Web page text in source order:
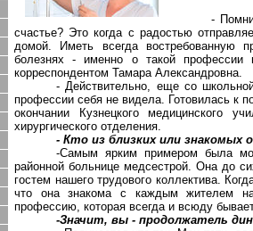
-
счастье? Это когда с радостью
домой. Иметь всегда востребованную
болезнях - именно о такой
корреспондентом Тамара Александровна.
- Действительно, еще со
профессии себя не видела. Готовилась к
окончании Кузнецкого медицинского
хирургического отделения.
- Кто из близких или знакомых
-Самым ярким примером была
районной больнице медсестрой. Она до
гостем нашего трудового коллектива.
что она знакома с каждым жителем
профессию, которая всегда и всюду
-Значит, вы - продолжатель